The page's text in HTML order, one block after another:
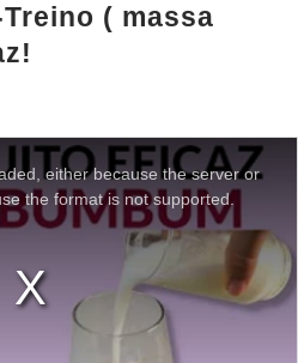
either because the server or
the format is not supported.
( massa